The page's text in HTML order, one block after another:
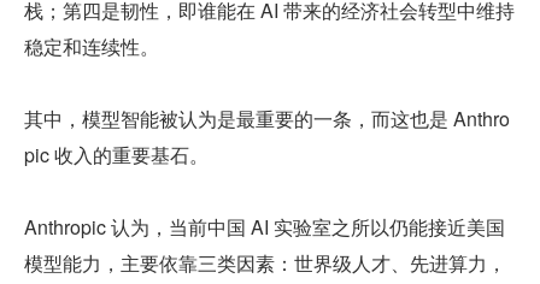
栈；第四是韧性，即谁能在 AI 带来的经济社会转型中维持
稳定和连续性。
其中，模型智能被认为是最重要的一条，而这也是 Anthro
pic 收入的重要基石。
Anthropic 认为，当前中国 AI 实验室之所以仍能接近美国
模型能力，主要依靠三类因素：世界级人才、先进算力，